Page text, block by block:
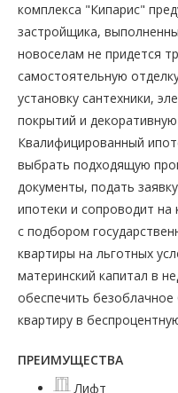
комплекса "Кипарис"
застройщика,
новоселам не придется
самостоятельную
установку сантехники,
покрытий и
Квалифицированный
выбрать подходящую
документы, подать
ипотеки и сопроводит
с подбором
квартиры на льготных
материнский капитал в
обеспечить
квартиру в
ПРЕИМУЩЕСТВА
Лифт